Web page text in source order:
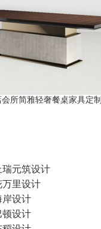
所简雅轻奢餐桌家具定制
瑞元筑设计
万里设计
岸设计
顿设计